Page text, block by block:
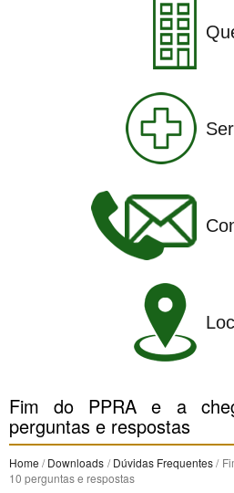
Fim do PPRA e a
perguntas e respostas
Home /Downloads /Dúvidas Frequentes/
10 perguntas e respostas